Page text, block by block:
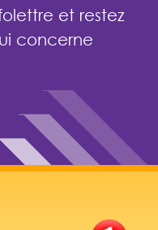
et restez
concerne